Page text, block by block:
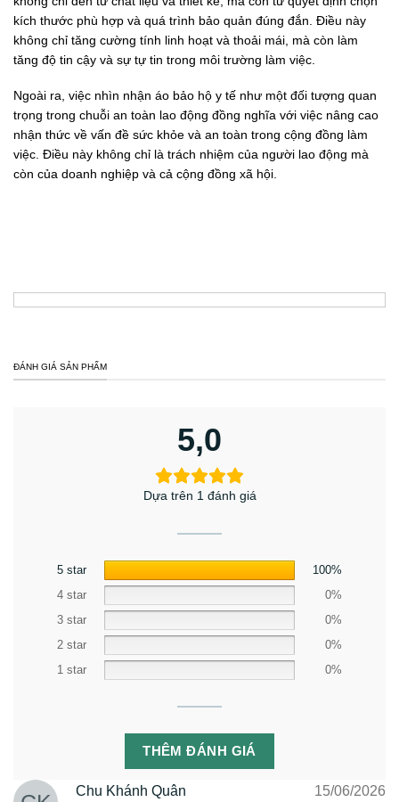
kích thước phù hợp và quá trình bảo quản đúng đắn. Điều này
không chỉ tăng cường tính linh hoạt và thoải mái, mà còn làm
tăng độ tin cậy và sự tự tin trong môi trường làm việc.
Ngoài ra, việc nhìn nhận áo bảo hộ y tế như một đối tượng quan
trọng trong chuỗi an toàn lao động đồng nghĩa với việc nâng cao
nhận thức về vấn đề sức khỏe và an toàn trong cộng đồng làm
việc. Điều này không chỉ là trách nhiệm của người lao động mà
còn của doanh nghiệp và cả cộng đồng xã hội.
ĐÁNH GIÁ SẢN PHẨM
5,0
Dựa trên 1 đánh giá
5 star
100%
4 star
0%
3 star
0%
2 star
0%
1 star
0%
THÊM ĐÁNH GIÁ
Chu Khánh Quân 15/06/2026